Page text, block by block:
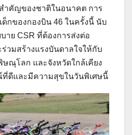
สำคัญของชาติในอนาคต การ
กของกองบิน 46 ในครั้งนี้ นับ
าย CSR ที่ต้องการส่งต่อ
วมสร้างแรงบันดาลใจให้กับ
ษณุโลก และจังหวัดใกล้เคียง
ที่ดีและมีความสุขในวันพิเศษนี้